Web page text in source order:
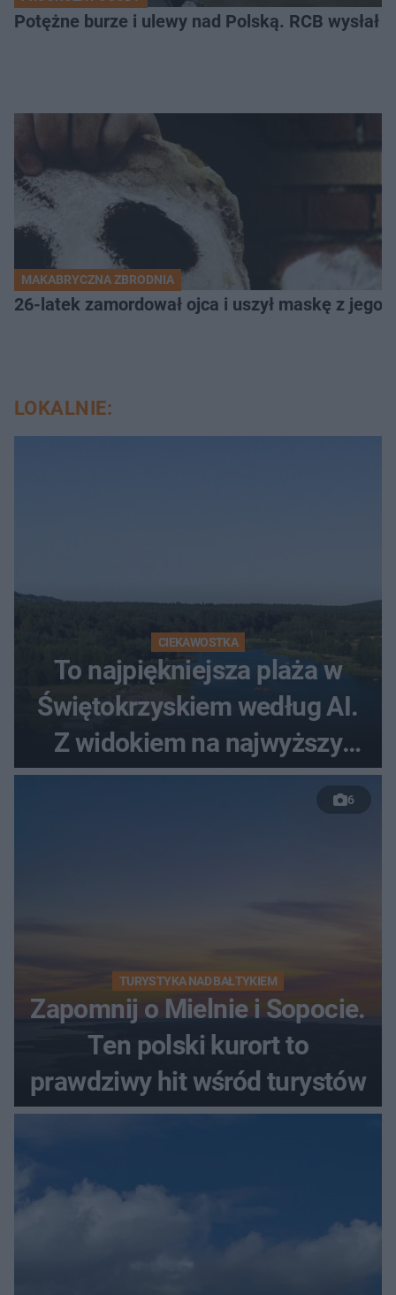
Potężne burze i ulewy nad Polską. RCB
MAKABRYCZNA ZBRODNIA
26-latek zamordował ojca i uszył maskę z
LOKALNIE:
CIEKAWOSTKA
To najpiękniejsza plaża w
Świętokrzyskiem według AI.
Z widokiem na najwyższy
szczyt Gór Świętokrzyskich
6
TURYSTYKA NAD BAŁTYKIEM
Zapomnij o Mielnie i Sopocie.
Ten polski kurort to
prawdziwy hit wśród turystów